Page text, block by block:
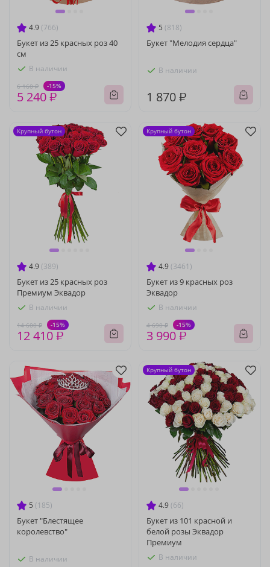
4.9 (766)
Букет из 25 красных роз 40
см
В наличии
6 160 ₽ -15%
5 240 ₽
5 (818)
Букет "Мелодия сердца"
В наличии
1 870 ₽
4.9 (389)
Букет из 25 красных роз
Премиум Эквадор
В наличии
14 600 ₽ -15%
12 410 ₽
Крупный бутон
4.9 (3461)
Букет из 9 красных роз
Эквадор
В наличии
4 690 ₽ -15%
3 990 ₽
Крупный бутон
5 (185)
Букет "Блестящее
королевство"
В наличии
4.9 (66)
Букет из 101 красной и
белой розы Эквадор
Премиум
В наличии
Крупный бутон